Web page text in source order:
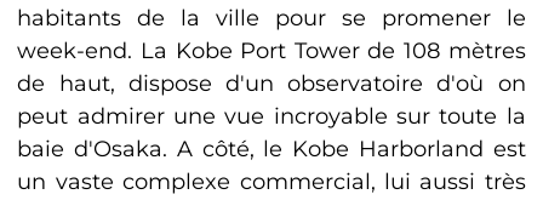
habitants de la ville pour se promener le
week-end. La Kobe Port Tower de 108 mètres
de haut, dispose d'un observatoire d'où on
peut admirer une vue incroyable sur toute la
baie d'Osaka. A côté, le Kobe Harborland est
un vaste complexe commercial, lui aussi très